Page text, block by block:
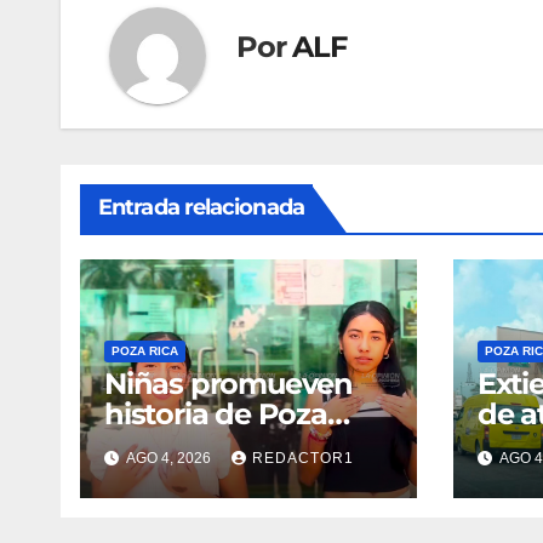
PorALF
Entrada relacionada
POZA RICA
Niñas promueven
historia de Poza
Rica
AGO 4, 2026 REDACTOR1
POZA
de
AGO